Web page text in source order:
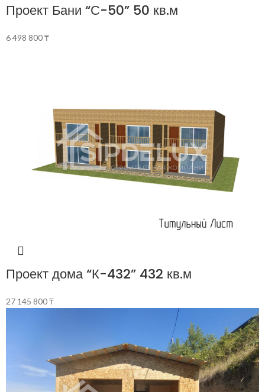
Проект Бани “С-50” 50 кв.м
6 498 800₸
Проект дома “К-432” 432 кв.м
27 145 800₸